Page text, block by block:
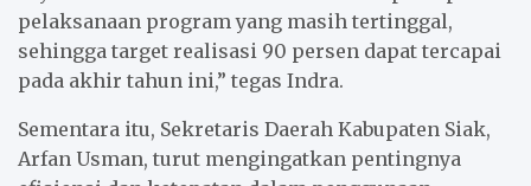
pelaksanaan program yang masih tertinggal,
sehingga target realisasi 90 persen dapat tercapai
pada akhir tahun ini,” tegas Indra.
Sementara itu, Sekretaris Daerah Kabupaten Siak,
Arfan Usman, turut mengingatkan pentingnya